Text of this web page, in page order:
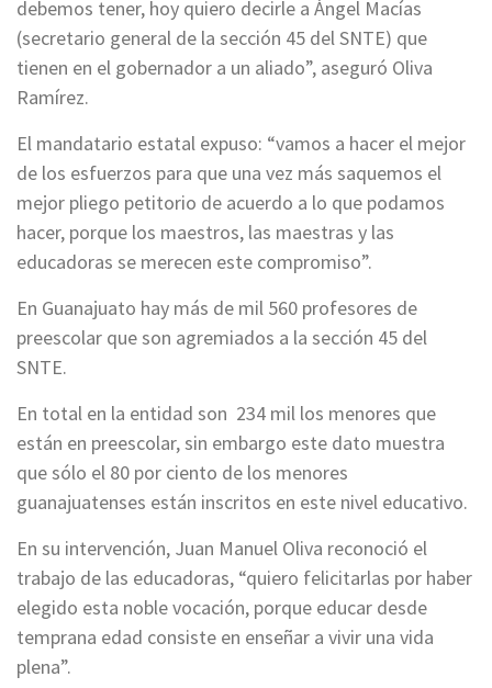
debemos tener, hoy quiero decirle a Ángel Macías
(secretario general de la sección 45 del SNTE) que
tienen en el gobernador a un aliado”, aseguró Oliva
Ramírez.
El mandatario estatal expuso: “vamos a hacer el mejor
de los esfuerzos para que una vez más saquemos el
mejor pliego petitorio de acuerdo a lo que podamos
hacer, porque los maestros, las maestras y las
educadoras se merecen este compromiso”.
En Guanajuato hay más de mil 560 profesores de
preescolar que son agremiados a la sección 45 del
SNTE.
En total en la entidad son 234 mil los menores que
están en preescolar, sin embargo este dato muestra
que sólo el 80 por ciento de los menores
guanajuatenses están inscritos en este nivel educativo.
En su intervención, Juan Manuel Oliva reconoció el
trabajo de las educadoras, “quiero felicitarlas por haber
elegido esta noble vocación, porque educar desde
temprana edad consiste en enseñar a vivir una vida
plena”.